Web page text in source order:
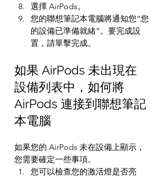
選擇 AirPods。
您的聯想筆記本電腦將通知您“您
的設備已準備就緒”。要完成設
置，請單擊完成。
如果 AirPods 未出現在
設備列表中，如何將
AirPods 連接到聯想筆記
本電腦
如果您的 AirPods 未在設備上顯示，
您需要確定一些事項。
您可以檢查您的激活燈是否亮